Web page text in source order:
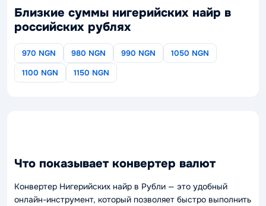
Близкие суммы нигерийских найр в
российских рублях
970 NGN 980 NGN 990 NGN
1050 NGN
1100 NGN
1150 NGN
Что показывает конвертер валют
Конвертер Нигерийских найр в Рубли — это удобный
онлайн-инструмент, который позволяет быстро выполнить